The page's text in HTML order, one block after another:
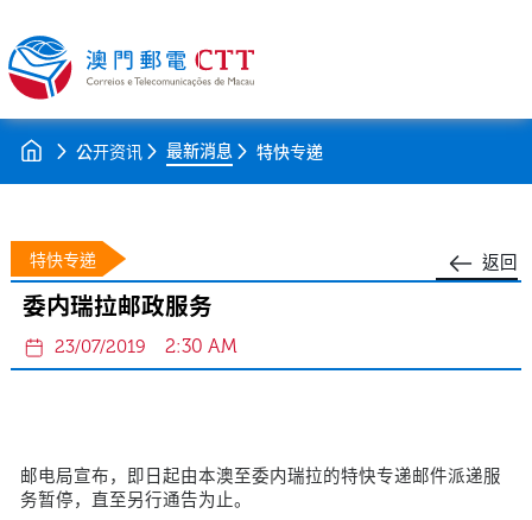
公开资讯 最新消息 特快专递
返回
特快专递
委内瑞拉邮政服务
23/07/2019 2:30 AM
邮电局宣布，即日起由本澳至委内瑞拉的特快专递邮件派递服
务暂停，直至另行通告为止。